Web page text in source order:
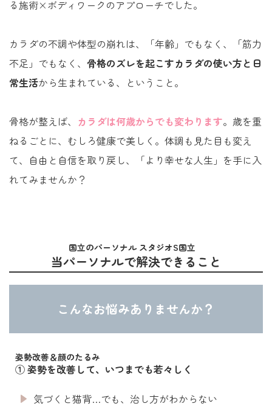
る施術×ボディワークのアプローチでした。
カラダの不調や体型の崩れは、「年齢」でもなく、「筋力
不足」でもなく、 骨格のズレを起こすカラダの使い方と日
常生活から生まれている、ということ。
骨格が整えば、 カラダは何歳からでも変わります。歳を重
ねるごとに、むしろ健康で美しく。体調も見た目も変え
て、自由と自信を取り戻し、「より幸せな人生」を手に入
れてみませんか？
国立のパーソナル スタジオS国立
当パーソナルで解決できること
こんなお悩みありませんか？
姿勢改善＆顔のたるみ
① 姿勢を改善して、いつまでも若々しく
気づくと猫背…でも、治し方がわからない